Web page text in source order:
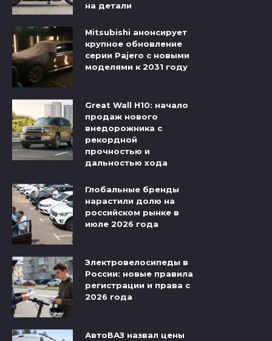
на детали
Mitsubishi анонсирует
крупное обновление
серии Pajero с новыми
моделями к 2031 году
Great Wall H10: начало
продаж нового
внедорожника с
рекордной
прочностью и
дальностью хода
Глобальные бренды
нарастили долю на
российском рынке в
июле 2026 года
Электровелосипеды в
России: новые правила
регистрации и права с
2026 года
АвтоВАЗ назвал цены